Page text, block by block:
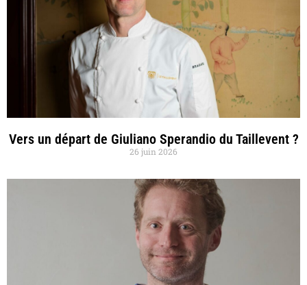
Vers un départ de Giuliano Sperandio du Taillevent ?
26 juin 2026